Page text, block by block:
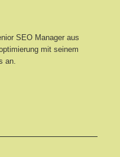
SEO Manager aus
mit seinem
an.